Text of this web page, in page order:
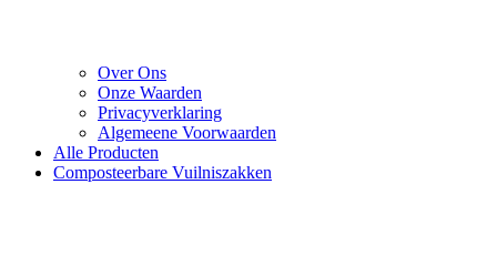
Over Ons
Onze Waarden
Privacyverklaring
Algemeene Voorwaarden
Alle Producten
Composteerbare Vuilniszakken